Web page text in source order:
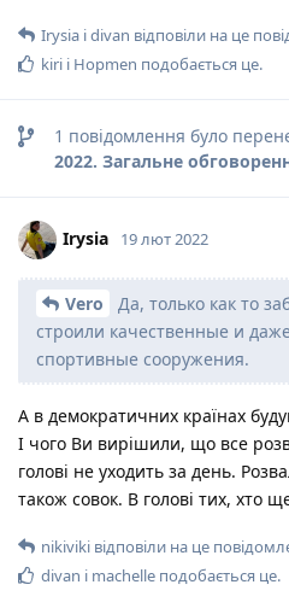
Irysia іdivan відповіли на це
kiri і Hopmen подобається це.
1 повідомлення було
2022. Загальне
Irysia 19 лют 2022
Vero
Да, только как то
строили качественные и
спортивные сооружения.
А в демократичних країнах
І чого Ви вирішили, що все
голові не уходить за день.
також совок. В голові тих, хто
nikiviki відповіли на це
divan і machelle подобається це.